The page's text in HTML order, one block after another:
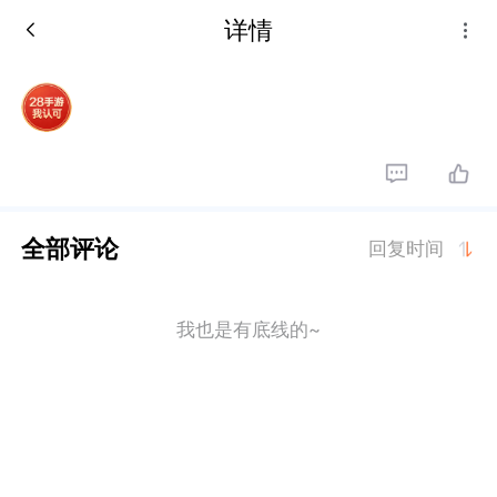
详情
全部评论 回复时间
我也是有底线的~